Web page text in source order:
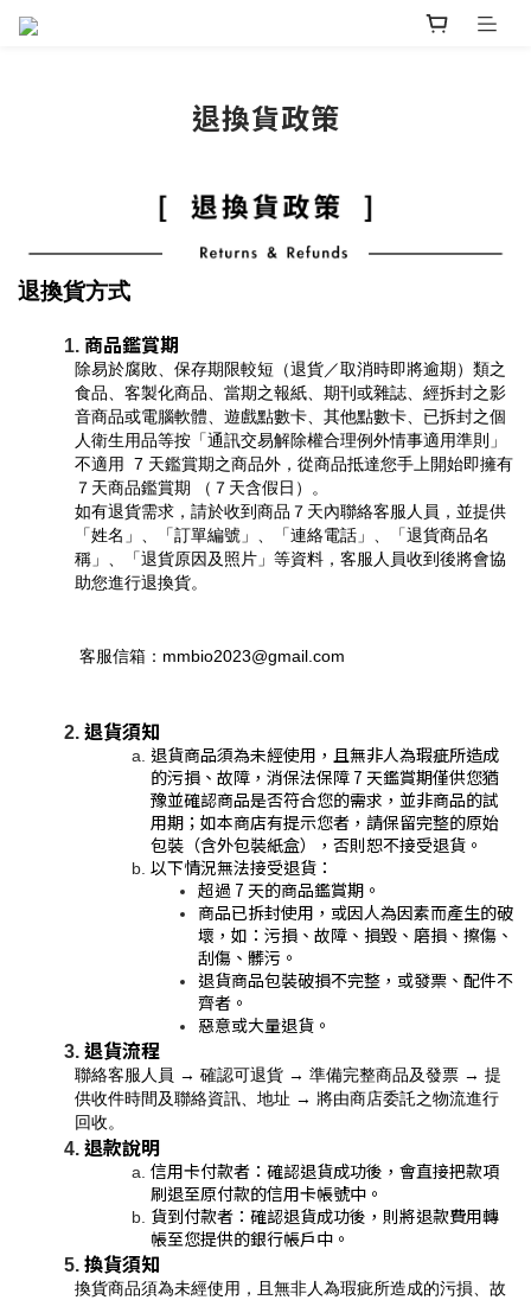
退換貨政策
退換貨方式
商品鑑賞期
除易於腐敗、保存期限較短（退貨／取消時即將逾期）類之
食品、客製化商品、當期之報紙、期刊或雜誌、經拆封之影
音商品或電腦軟體、遊戲點數卡、其他點數卡、已拆封之個
人衛生用品等按「通訊交易解除權合理例外情事適用準則」
不適用  7 天鑑賞期之商品外，從商品抵達您手上開始即擁有
７天商品鑑賞期 （７天含假日）。
如有退貨需求，請於收到商品７天內聯絡客服人員，並提供
「姓名」、「訂單編號」、「連絡電話」、「退貨商品名
稱」、「退貨原因及照片」等資料，客服人員收到後將會協
助您進行退換貨。
客服信箱：mmbio2023@gmail.com
退貨須知
退貨商品須為未經使用，且無非人為瑕疵所造成
的污損、故障，消保法保障 7 天鑑賞期僅供您猶
豫並確認商品是否符合您的需求，並非商品的試
用期；如本商店有提示您者，請保留完整的原始
包裝（含外包裝紙盒），否則恕不接受退貨。
以下情況無法接受退貨：
超過 7 天的商品鑑賞期。
商品已拆封使用，或因人為因素而產生的破
壞，如：污損、故障、損毀、磨損、擦傷、
刮傷、髒污。
退貨商品包裝破損不完整，或發票、配件不
齊者。
惡意或大量退貨。
退貨流程
聯絡客服人員 → 確認可退貨 → 準備完整商品及發票 → 提
供收件時間及聯絡資訊、地址 → 將由商店委託之物流進行
回收。
退款說明
信用卡付款者：確認退貨成功後，會直接把款項
刷退至原付款的信用卡帳號中。
貨到付款者：確認退貨成功後，則將退款費用轉
帳至您提供的銀行帳戶中。
換貨須知
換貨商品須為未經使用，且無非人為瑕疵所造成的污損、故